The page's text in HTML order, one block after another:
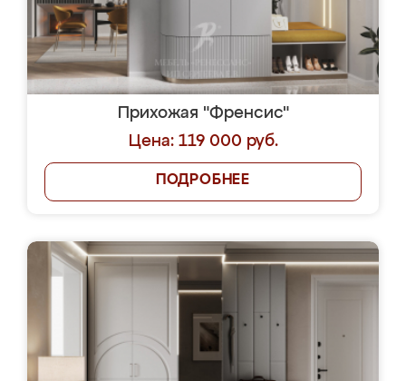
Прихожая "Френсис"
Цена: 119 000 руб.
ПОДРОБНЕЕ